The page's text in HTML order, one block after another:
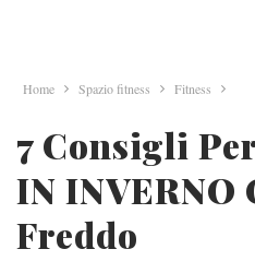
Home Spazio fitness Fitness
7 Consigli
IN INVERNO
Freddo